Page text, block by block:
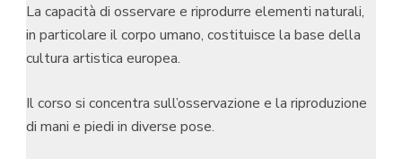
La capacità di osservare e riprodurre elementi naturali,
in particolare il corpo umano, costituisce la base della
cultura artistica europea.
Il corso si concentra sull’osservazione e la riproduzione
di mani e piedi in diverse pose.